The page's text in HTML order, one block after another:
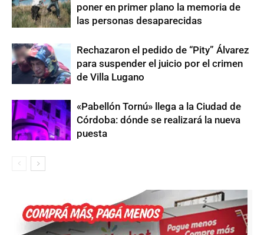
poner en primer plano la memoria de
las personas desaparecidas
Rechazaron el pedido de “Pity” Álvarez
para suspender el juicio por el crimen
de Villa Lugano
«Pabellón Tornú» llega a la Ciudad de
Córdoba: dónde se realizará la nueva
puesta